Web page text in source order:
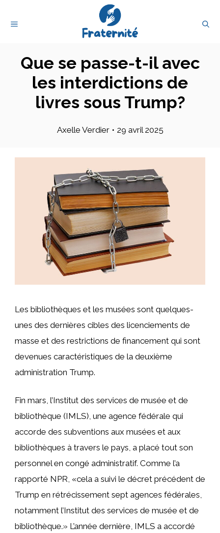
MENU
Que se passe-t-il avec
les interdictions de
livres sous Trump?
Axelle Verdier • 29 avril 2025
Les bibliothèques et les musées sont quelques-
unes des dernières cibles des licenciements de
masse et des restrictions de financement qui sont
devenues caractéristiques de la deuxième
administration Trump.
Fin mars, l’Institut des services de musée et de
bibliothèque (IMLS), une agence fédérale qui
accorde des subventions aux musées et aux
bibliothèques à travers le pays, a placé tout son
personnel en congé administratif. Comme l’a
rapporté NPR, «cela a suivi le décret précédent de
Trump en rétrécissement sept agences fédérales,
notamment l’Institut des services de musée et de
bibliothèque.» L’année dernière, IMLS a accordé